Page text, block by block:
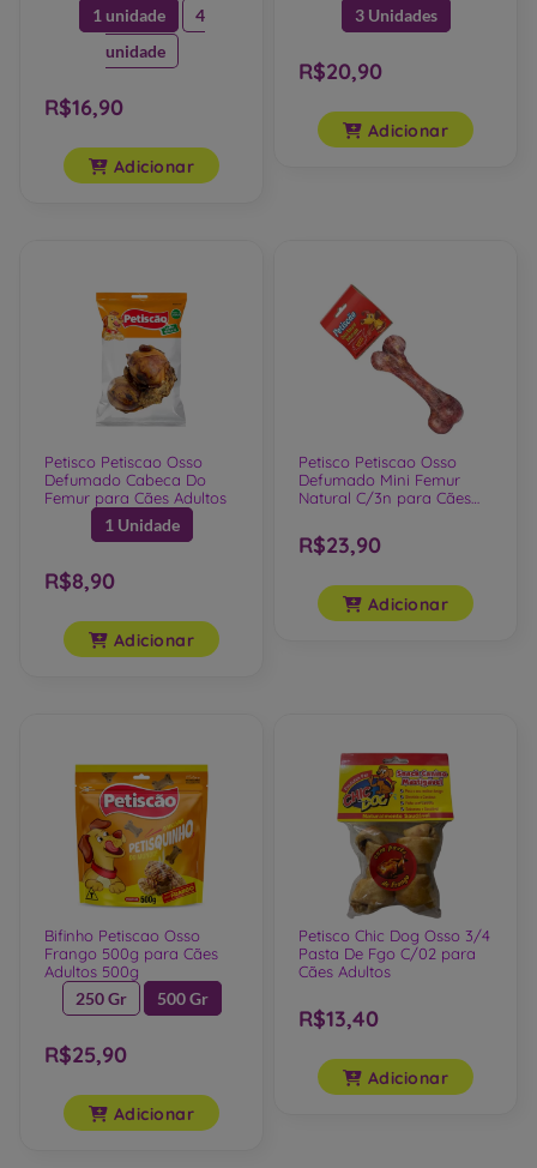
1 unidade
4
unidade
R$16,90
Adicionar
3 Unidades
R$20,90
Adicionar
Petisco Petiscao Osso
Defumado Cabeca Do
Femur para Cães Adultos
1 Unidade
R$8,90
Adicionar
Petisco Petiscao Osso
Defumado Mini Femur
Adultos
R$23,90
Adicionar
Bifinho Petiscao Osso
Frango 500g para Cães
Adultos 500g
250 Gr 500 Gr
R$25,90
Adicionar
Petisco Chic Dog Osso 3/4
Pasta De Fgo C/02 para
R$13,40
Adicionar